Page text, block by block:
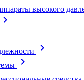
высокого
keyboard_arrow_right
keyboard_arrow_right
keyboard_arrow_right